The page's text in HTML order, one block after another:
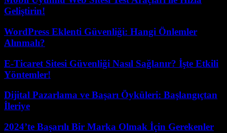
Geliştirin!
WordPress Eklenti Güvenliği: Hangi Önlemler
Alınmalı?
E-Ticaret Sitesi Güvenliği Nasıl Sağlanır? İşte Etkili
Yöntemler!
Dijital Pazarlama ve Başarı Öyküleri: Başlangıçtan
İleriye
2024’te Başarılı Bir Marka Olmak İçin Gerekenler